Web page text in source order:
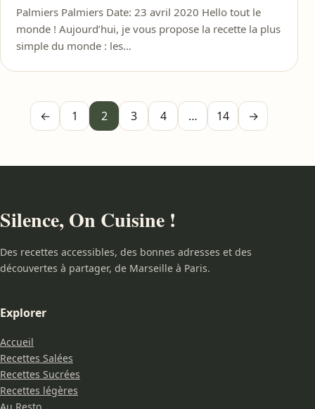
Palmiers Palmiers Date: 23 avril 2020 Hello tout le
monde ! Aujourd’hui, je vous propose la recette la plus
simple du monde : les…
← 1 2 3 4 … 14 →
Silence, On Cuisine !
Des recettes accessibles, des bonnes adresses et des
découvertes à partager, de Marseille à Paris.
Explorer
Accueil
Recettes Salées
Recettes Sucrées
Recettes légères